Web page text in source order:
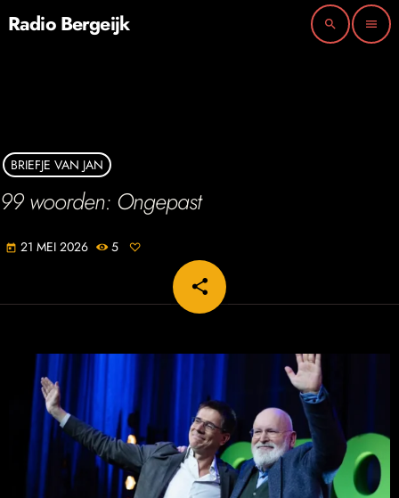
Radio Bergeijk search menu
BRIEFJE VAN JAN
99 woorden: Ongepast
today 21 MEI 2026 5
share
email